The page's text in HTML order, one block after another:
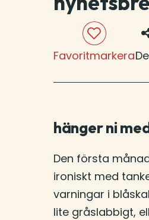
Favoritmarkera
hänger ni
Den första
ironiskt med
varningar i
lite gråslabbigt,